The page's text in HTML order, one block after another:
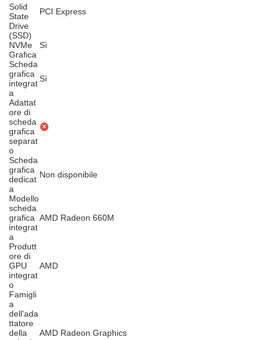
Solid
State
Drive
(SSD)
PCI Express
NVMe
Sì
Grafica
Scheda
grafica
integrat
a
Sì
Adattat
ore di
scheda
grafica
separat
o
Scheda
grafica
dedicat
a
Non disponibile
Modello
scheda
grafica
integrat
a
AMD Radeon 660M
Produtt
ore di
GPU
integrat
o
AMD
Famigli
a
dell'ada
ttatore
della
AMD Radeon Graphics